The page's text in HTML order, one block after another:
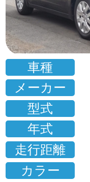
車種
メーカー
型式
年式
走行距離
カラー